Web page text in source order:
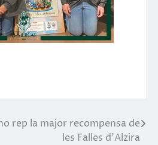
rep la major recompensa de
les Falles d’Alzira